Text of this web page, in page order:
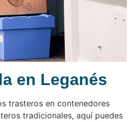
en Leganés
trasteros en contenedores
tradicionales, aquí puedes